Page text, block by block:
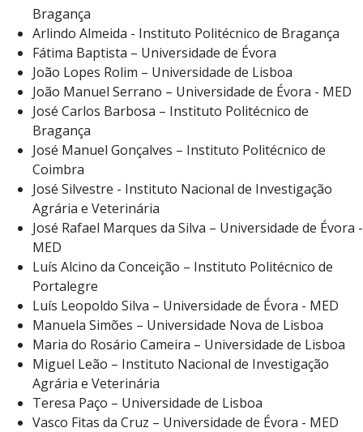
Bragança
Arlindo Almeida - Instituto Politécnico de Bragança
Fátima Baptista – Universidade de Évora
João Lopes Rolim – Universidade de Lisboa
João Manuel Serrano – Universidade de Évora - MED
José Carlos Barbosa – Instituto Politécnico de
Bragança
José Manuel Gonçalves – Instituto Politécnico de
Coimbra
José Silvestre - Instituto Nacional de Investigação
Agrária e Veterinária
José Rafael Marques da Silva – Universidade de Évora -
MED
Luís Alcino da Conceição – Instituto Politécnico de
Portalegre
Luís Leopoldo Silva – Universidade de Évora - MED
Manuela Simões – Universidade Nova de Lisboa
Maria do Rosário Cameira – Universidade de Lisboa
Miguel Leão – Instituto Nacional de Investigação
Agrária e Veterinária
Teresa Paço – Universidade de Lisboa
Vasco Fitas da Cruz – Universidade de Évora - MED